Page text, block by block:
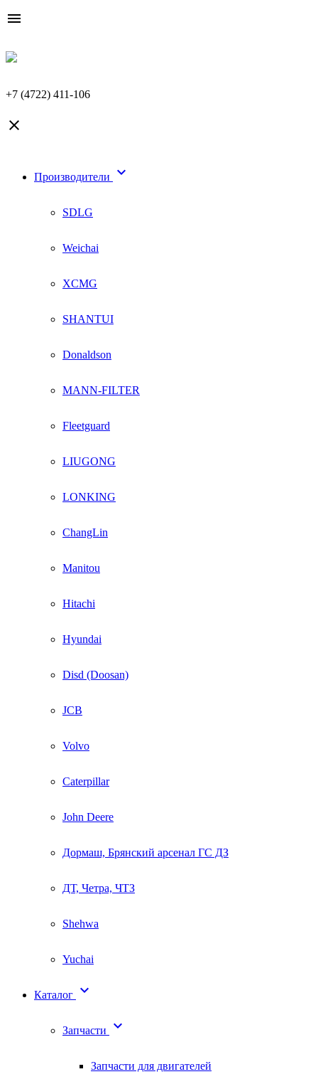

+7 (4722) 411-106

Производители 
SDLG
Weichai
XCMG
SHANTUI
Donaldson
MANN-FILTER
Fleetguard
LIUGONG
LONKING
ChangLin
Manitou
Hitachi
Hyundai
Disd (Doosan)
JCB
Volvo
Caterpillar
John Deere
Дормаш, Брянский арсенал ГС ДЗ
ДТ, Четра, ЧТЗ
Shehwa
Yuchai
Каталог 
Запчасти 
Запчасти для двигателей